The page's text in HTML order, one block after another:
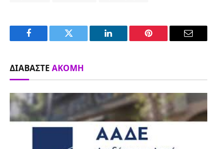
Facebook Twitter LinkedIn Pinterest Email
ΔΙΑΒΆΣΤΕ ΑΚΌΜΗ